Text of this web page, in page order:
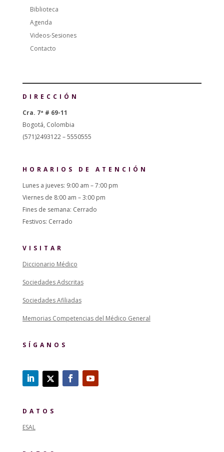
Biblioteca
Agenda
Videos-Sesiones
Contacto
DIRECCIÓN
Cra. 7ª # 69-11
Bogotá, Colombia
(571)2493122 – 5550555
HORARIOS DE ATENCIÓN
Lunes a jueves: 9:00 am – 7:00 pm
Viernes de 8:00 am – 3:00 pm
Fines de semana: Cerrado
Festivos: Cerrado
VISITAR
Diccionario Médico
Sociedades Adscritas
Sociedades Afiliadas
Memorias Competencias del Médico General
SÍGANOS
DATOS
ESAL